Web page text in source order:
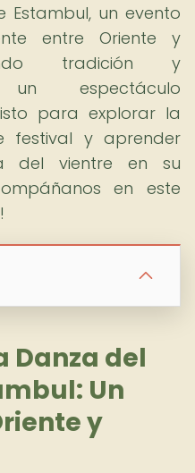
Estambul, un evento
entre Oriente y
tradición y
espectáculo
para explorar la
festival y aprender
del vientre en su
en este
Danza del
Un
y